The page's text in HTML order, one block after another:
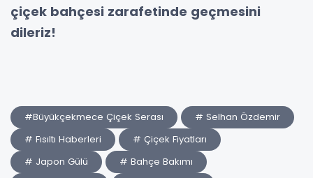
çiçek bahçesi zarafetinde geçmesini
dileriz!
#Büyükçekmece Çiçek Serası
# Selhan Özdemir
# Fısıltı Haberleri
# Çiçek Fiyatları
# Japon Gülü
# Bahçe Bakımı